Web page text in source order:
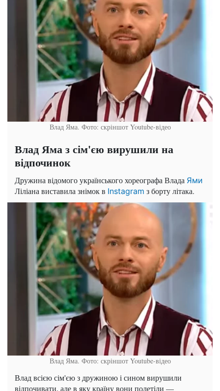
Влад Яма. Фото: скріншот Youtube-відео
Влад Яма з сім'єю вирушили на
відпочинок
Дружина відомого українського хореографа Влада Ями
Ліліана виставила знімок в Instagram з борту літака.
Влад Яма. Фото: скріншот Youtube-відео
Влад всією сім'єю з дружиною і сином вирушили
відпочивати, але в яку країну вони полетіли —